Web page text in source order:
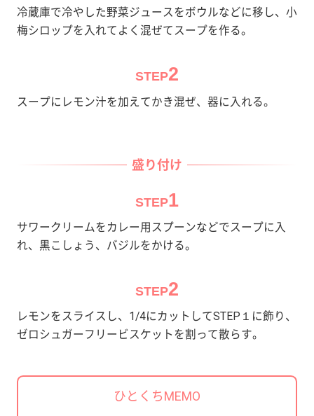
冷蔵庫で冷やした野菜ジュースをボウルなどに移し、小
梅シロップを入れてよく混ぜてスープを作る。
STEP2
スープにレモン汁を加えてかき混ぜ、器に入れる。
盛り付け
STEP1
サワークリームをカレー用スプーンなどでスープに入
れ、黒こしょう、バジルをかける。
STEP2
レモンをスライスし、1/4にカットしてSTEP１に飾り、
ゼロシュガーフリービスケットを割って散らす。
ひとくちMEMO